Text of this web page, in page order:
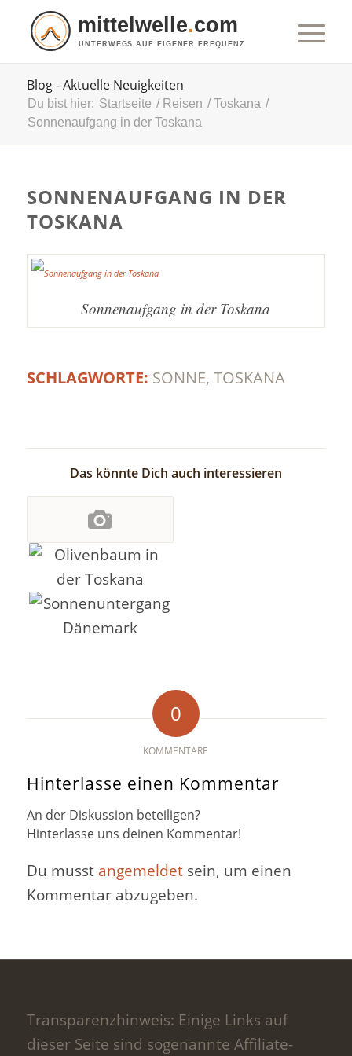
mittelwelle.com
UNTERWEGS AUF EIGENER FREQUENZ
Blog - Aktuelle Neuigkeiten
Du bist hier: Startseite / Reisen / Toskana /
Sonnenaufgang in der Toskana
SONNENAUFGANG IN DER
TOSKANA
Sonnenaufgang in der Toskana
SCHLAGWORTE: SONNE, TOSKANA
Das könnte Dich auch interessieren
0
KOMMENTARE
Hinterlasse einen Kommentar
An der Diskussion beteiligen?
Hinterlasse uns deinen Kommentar!
Du musst angemeldetsein, um einen
Kommentar abzugeben.
Transparenzhinweis: Einige Links auf
dieser Seite sind sogenannte Affiliate-